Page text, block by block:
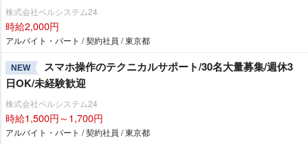
株式会社ベルシステム24
時給2,000円
アルバイト・パート / 契約社員 / 東京都
NEW
スマホ操作のテクニカルサポート/30名大量募集/週休3
日OK/未経験歓迎
株式会社ベルシステム24
時給1,500円～1,700円
アルバイト・パート / 契約社員 / 東京都